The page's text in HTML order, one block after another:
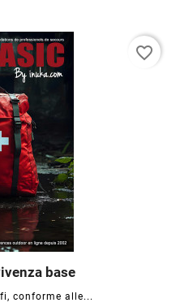
base
conforme alle...
 
favorite_border